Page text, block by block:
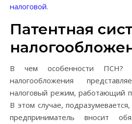
налоговой.
Патентная
В чем особенности ПСН?
налогообложения
налоговый режим, работающий
В этом случае,
предприниматель вносит